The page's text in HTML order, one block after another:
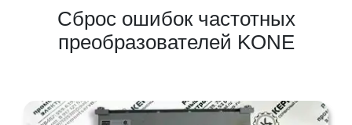
Сброс ошибок частотных
преобразователей KONE